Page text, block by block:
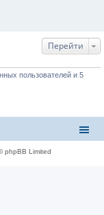
Перейти
пользователей и 5
phpBB Limited